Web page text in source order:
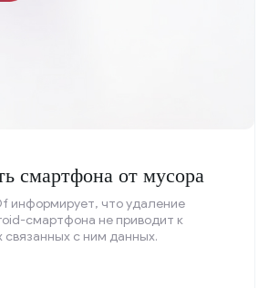
смартфона от мусора
информирует, что удаление
смартфона не приводит к
связанных с ним данных.